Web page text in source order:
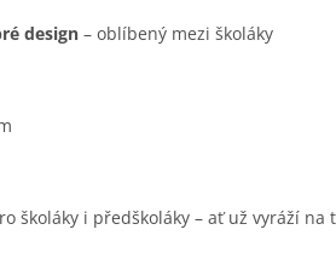
design – oblíbený mezi školáky
školáky i předškoláky – ať už vyráží na